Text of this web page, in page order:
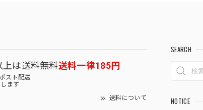
上は送料無料送料一律185円
スト配送
ます
送料について
SEARCH
NOTICE